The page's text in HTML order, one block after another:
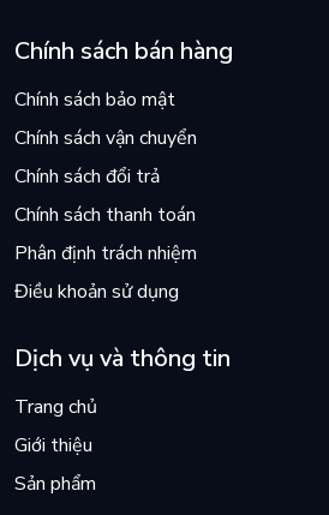
Chính sách bán hàng
Chính sách bảo mật
Chính sách vận chuyển
Chính sách đổi trả
Chính sách thanh toán
Phân định trách nhiệm
Điều khoản sử dụng
Dịch vụ và thông tin
Trang chủ
Giới thiệu
Sản phẩm